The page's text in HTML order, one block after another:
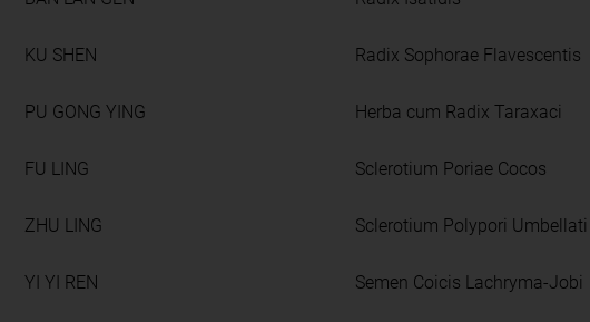
KU SHEN Radix Sophorae Flavescentis
PU GONG YING Herba cum Radix Taraxaci
FU LING Sclerotium Poriae Cocos
ZHU LING Sclerotium Polypori Umbellati
YI YI REN Semen Coicis Lachryma-Jobi